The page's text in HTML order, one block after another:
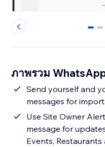
0 1
ภาพรวม
Send yourself and
messages for
Use Site Owner
message for
Events, Restaurants